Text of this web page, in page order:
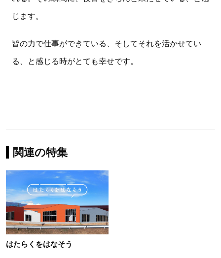
じます。
皆の力で仕事ができている、そしてそれを活かせてい
る、と感じる時がとても幸せです。
関連の特集
はたらくをはなそう